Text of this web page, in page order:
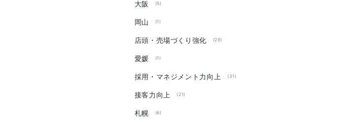
大阪 (5)
岡山 (1)
店頭・売場づくり強化 (29)
愛媛 (1)
採用・マネジメント力向上 (31)
接客力向上 (21)
札幌 (6)